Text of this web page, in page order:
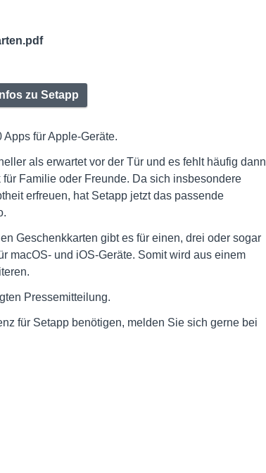
zu Setapp
für Apple-Geräte.
als erwartet vor der Tür und es fehlt häufig dann
Familie oder Freunde. Da sich insbesondere
erfreuen, hat Setapp jetzt das passende
Geschenkkarten gibt es für einen, drei oder sogar
macOS- und iOS-Geräte. Somit wird aus einem
Pressemitteilung.
für Setapp benötigen, melden Sie sich gerne bei